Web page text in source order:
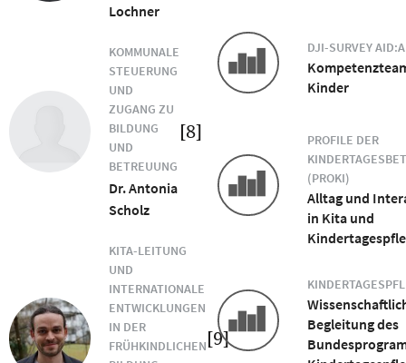
Lochner
KOMMUNALE
STEUERUNG
UND
ZUGANG ZU
BILDUNG
UND
BETREUUNG
Dr. Antonia
Scholz
[8]
KITA-LEITUNG
UND
INTERNATIONALE
ENTWICKLUNGEN
IN DER
FRÜHKINDLICHEN[9]
DJI-SURVEY AID:A
Kinder
PROFILE DER
(PROKI)
Alltag und
in Kita und
Begleitung des